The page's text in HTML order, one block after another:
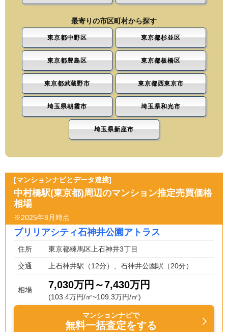
最寄りの市区町村から探す
東京都中野区 東京都杉並区
東京都豊島区 東京都板橋区
東京都武蔵野市 東京都西東京市
埼玉県朝霞市 埼玉県和光市
埼玉県新座市
[マンションナビとデータ連携]
中村橋駅(東京都)周辺のマンション推定売買価格
相場
※2025年8月時点
ブリリアシティ石神井公園アトラス
住所 東京都練馬区上石神井3丁目
交通 上石神井駅（12分）、石神井公園駅（20分）
相場 7,030万円～7,430万円
(103.4万円/㎡~109.3万円/㎡)
マンションナビで
無料一括査定をする